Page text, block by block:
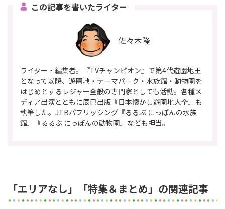
この記事を書いたライター
佐々木隆
ライター・編集者。『TVチャンピオン』で第4代遊園地王
となって以降、遊園地・テーマパーク・水族館・動物園を
はじめとするレジャー全般の専門家としても活動。各種メ
ディア出演とともに辰巳出版『日本懐かし遊園地大全』も
執筆した。JTBパブリッシング『るるぶ にっぽんの水族
館』『るるぶ にっぽんの動物園』なども担当。
「エリアなし」「特集＆まとめ」の関連記事